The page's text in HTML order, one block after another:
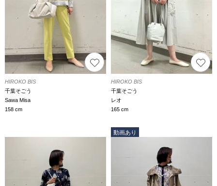
HIROKO BIS
千葉そごう
Sawa Misa
158 cm
HIROKO BIS
千葉そごう
レオ
165 cm
動画あり